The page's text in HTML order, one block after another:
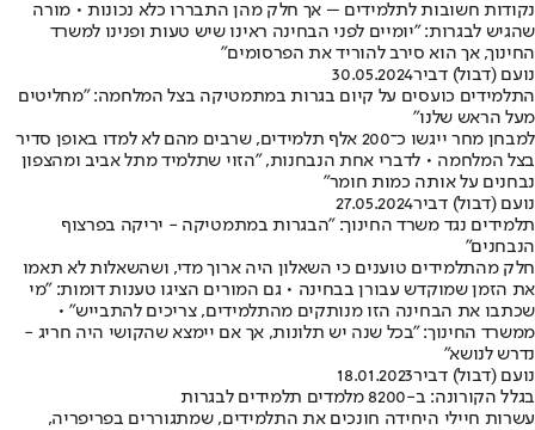
נקודות חשובות לתלמידים – אך חלק מהן התבררו כלא נכונות • מורה
שהגיש לבגרות: "יומיים לפני הבחינה ראינו שיש טעות ופנינו למשרד
החינוך, אך הוא סירב להוריד את הפרסומים"
נועם (דבול) דביר30.05.2024
התלמידים כועסים על קיום בגרות במתמטיקה בצל המלחמה: "מחליטים
מעל הראש שלנו"
למבחן מחר ייגשו כ־200 אלף תלמידים, שרבים מהם לא למדו באופן סדיר
בצל המלחמה • לדברי אחת הנבחנות, "הזוי שתלמיד מתל אביב ומהצפון
נבחנים על אותה כמות חומר"
נועם (דבול) דביר27.05.2024
תלמידים נגד משרד החינוך: "הבגרות במתמטיקה - יריקה בפרצוף
הנבחנים"
חלק מהתלמידים טוענים כי השאלון היה ארוך מדי, ושהשאלות לא תאמו
את הזמן שמוקדש עבורן בבחינה • גם המורים הציגו טענות דומות: "מי
שכתבו את הבחינה הזו מנותקים מהתלמידים, צריכים להתבייש" •
ממשרד החינוך: "בכל שנה יש תלונות, אך אם יימצא שהקושי היה חריג -
נדרש לנושא"
נועם (דבול) דביר18.01.2023
בגלל הקורונה: ב-8200 מלמדים תלמידים לבגרות
עשרות חיילי היחידה חונכים את התלמידים, שמתגוררים בפריפריה,